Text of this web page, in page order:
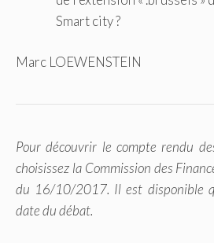
Smart city ?
Marc LOEWENSTEIN
Pour découvrir le compte rendu
choisissez la Commission des
du 16/10/2017. Il est disponible
date du débat.